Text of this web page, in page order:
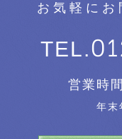
お気軽にお
TEL.
営業時
年末